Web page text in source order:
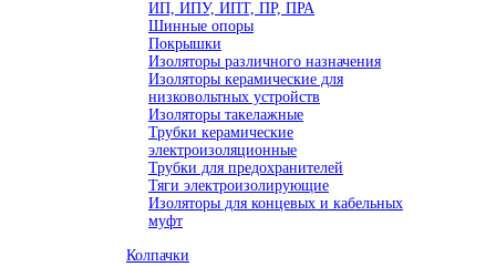
ИП, ИПУ, ИПТ, ПР, ПРА
Шинные опоры
Покрышки
Изоляторы различного назначения
Изоляторы керамические для
низковольтных устройств
Изоляторы такелажные
Трубки керамические
электроизоляционные
Трубки для предохранителей
Тяги электроизолирующие
Изоляторы для концевых и кабельных
муфт
Колпачки